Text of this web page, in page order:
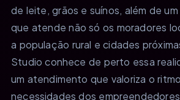
de leite, grãos e suínos, além de
que atende não só os moradores
a população rural e cidades
Studio conhece de perto essa
um atendimento que valoriza o
necessidades dos